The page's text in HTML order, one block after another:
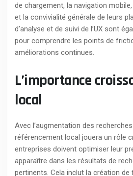
de chargement, la navigation
et la convivialité générale de leurs
d’analyse et de suivi de l’UX sont
pour comprendre les points de
améliorations continues.
L’importance
local
Avec l’augmentation des
référencement local jouera un rôle
entreprises doivent optimiser leur
apparaître dans les résultats de
pertinents. Cela inclut la création de